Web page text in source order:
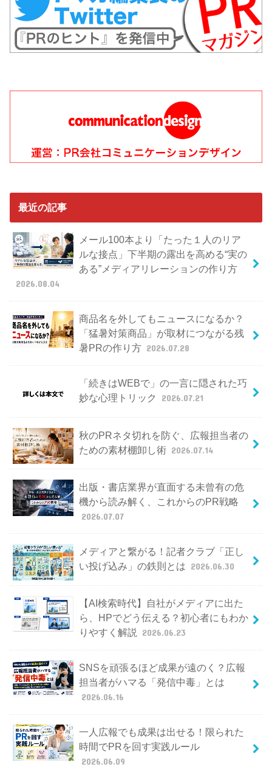
最近の記事
メール100本より「たった１人のリア
ルな接点」下半期の露出を高める“実の
ある”メディアリレーションの作り方
2026.08.04
商品名を外してもニュースになるか？
「猛暑対策商品」が取材につながる残
暑PRの作り方 2026.07.28
「続きはWEBで」の一言に隠された巧
妙な心理トリック
2026.07.21
秋のPRネタ切れを防ぐ、広報担当者の
ための素材棚卸し術 2026.07.14
出版・書店業界が直面する未曾有の危
機から読み解く、これからのPR戦略
2026.07.07
メディアと繋がる！記者クラブ「正し
い投げ込み」の鉄則とは 2026.06.30
【AI検索時代】自社がメディアに出た
ら、HPでどう伝える？初心者にもわか
りやすく解説
2026.06.23
SNSを頑張るほど成果が遠のく？広報
担当者がハマる「発信中毒」とは
2026.06.16
一人広報でも成果は出せる！限られた
時間でPRを回す実践ルール
2026.06.09